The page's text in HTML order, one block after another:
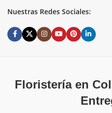
Nuestras Redes Sociales:
Floristería en